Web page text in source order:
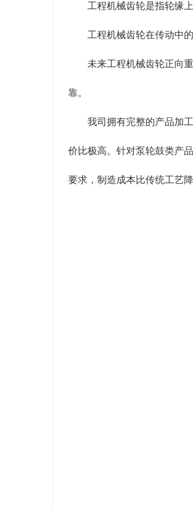
工程机械齿轮是指轮缘
工程机械齿轮在传动中
未来工程机械齿轮正向
靠。
我司拥有完整的产品加
价比极高。针对泵轮鼓类产
要求，制造成本比传统工艺